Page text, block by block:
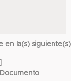
en la(s) siguiente(s)